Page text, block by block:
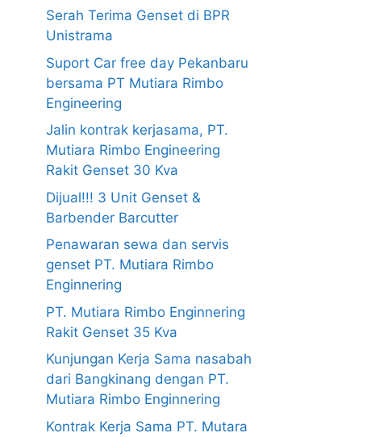
Serah Terima Genset di BPR
Unistrama
Suport Car free day Pekanbaru
bersama PT Mutiara Rimbo
Engineering
Jalin kontrak kerjasama, PT.
Mutiara Rimbo Engineering
Rakit Genset 30 Kva
Dijual!!! 3 Unit Genset &
Barbender Barcutter
Penawaran sewa dan servis
genset PT. Mutiara Rimbo
Enginnering
PT. Mutiara Rimbo Enginnering
Rakit Genset 35 Kva
Kunjungan Kerja Sama nasabah
dari Bangkinang dengan PT.
Mutiara Rimbo Enginnering
Kontrak Kerja Sama PT. Mutara